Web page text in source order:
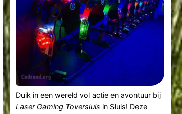
Duik in een wereld vol actie en avontuur bij
Laser Gaming Toversluis in Sluis! Deze